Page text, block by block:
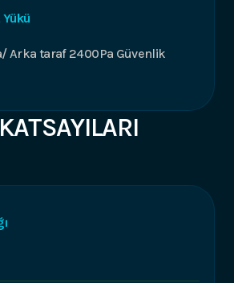
Arka taraf 2400Pa Güvenlik